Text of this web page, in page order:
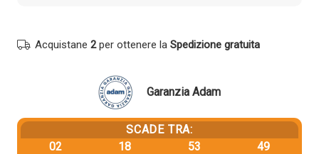
Acquistane 2per ottenere la Spedizione gratuita
Garanzia Adam
SCADE TRA:
02
18
53
48